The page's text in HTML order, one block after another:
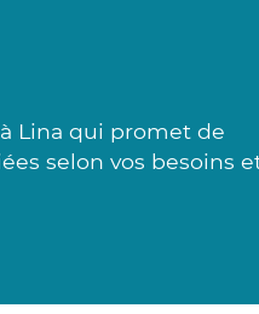
Lina qui promet de
selon vos besoins